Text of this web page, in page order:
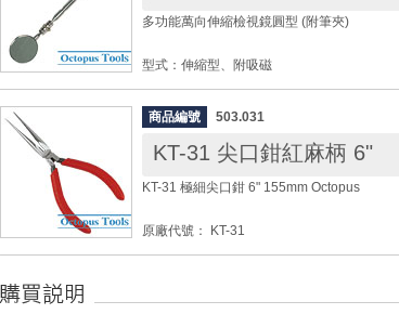
多功能萬向伸縮檢視鏡圓型 (附筆夾)
型式：伸縮型、附吸磁
長度：230 ~ 730mm
鏡片：圓形37mm
◆ 三合一功能：檢視鏡、劃線筆、磁鐵棒
◆ 筆夾設計攜帶方便。
◆ 尾端拆下，鋼針可作劃線筆使用。
商品編號 503.031
KT-31 尖口鉗紅麻柄 6"
KT-31 極細尖口鉗 6" 155mm Octopus
原廠代號： KT-31
全長：6" (155mm)